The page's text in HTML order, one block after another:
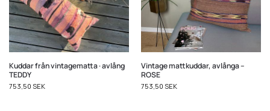
Kuddar från vintagematta · avlång
TEDDY
753,50 SEK
Vintage mattkuddar, avlånga –
ROSE
753,50 SEK